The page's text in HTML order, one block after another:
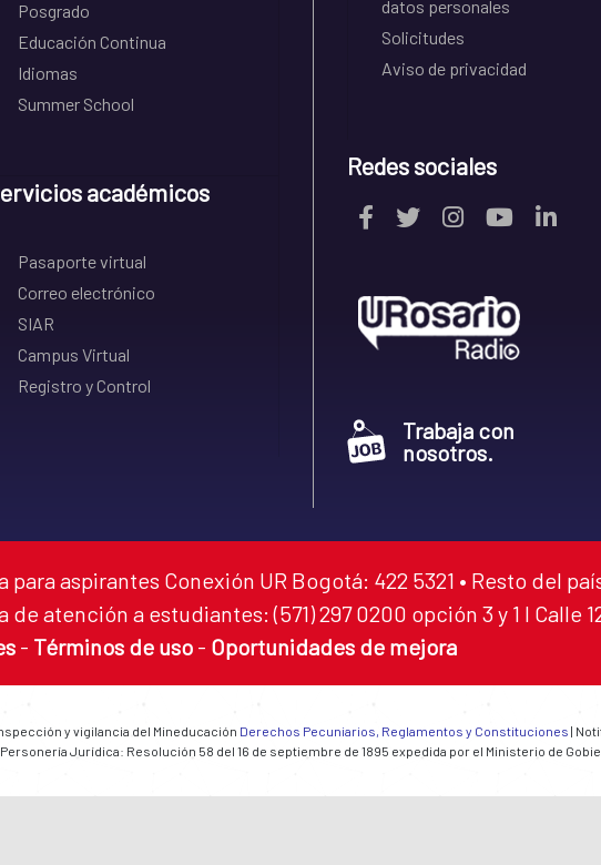
Posgrado
Educación Continua
Idiomas
Summer School
académicos
Pasaporte virtual
Correo electrónico
SIAR
Campus Virtual
Registro y Control
datos personales
Solicitudes
Aviso de privacidad
Redes sociales
Trabaja con
nosotros.
para aspirantes Conexión UR Bogotá: 422 5321 • Resto del
de atención a estudiantes: (571) 297 0200 opción 3 y 1 I Calle
- Términos de uso - Oportunidades de mejora
y vigilancia del Mineducación Derechos Pecuniarios, Reglamentos y Constituciones |
Personería Jurídica: Resolución 58 del 16 de septiembre de 1895 expedida por el Ministerio de